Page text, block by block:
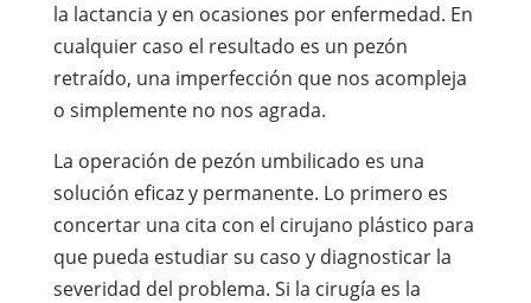
la lactancia y en ocasiones por enfermedad. En
cualquier caso el resultado es un pezón
retraído, una imperfección que nos acompleja
o simplemente no nos agrada.
La operación de pezón umbilicado es una
solución eficaz y permanente. Lo primero es
concertar una cita con el cirujano plástico para
que pueda estudiar su caso y diagnosticar la
severidad del problema. Si la cirugía es la